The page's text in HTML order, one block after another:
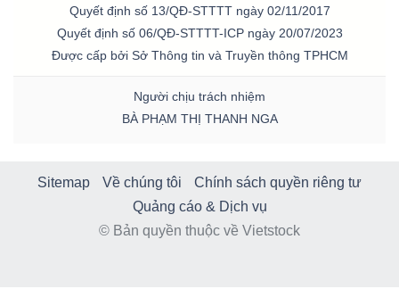
Quyết định số 13/QĐ-STTTT ngày 02/11/2017
Quyết định số 06/QĐ-STTTT-ICP ngày 20/07/2023
Được cấp bởi Sở Thông tin và Truyền thông TPHCM
Người chịu trách nhiệm
BÀ PHẠM THỊ THANH NGA
Sitemap Về chúng tôi
Chính sách quyền riêng tư
Quảng cáo & Dịch vụ
© Bản quyền thuộc về Vietstock